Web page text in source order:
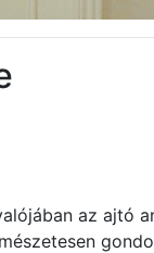
az ajtó